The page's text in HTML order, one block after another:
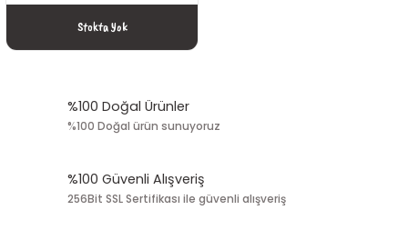
Stokta Yok
%100 Doğal Ürünler
%100 Doğal ürün sunuyoruz
%100 Güvenli Alışveriş
256Bit SSL Sertifikası ile güvenli alışveriş